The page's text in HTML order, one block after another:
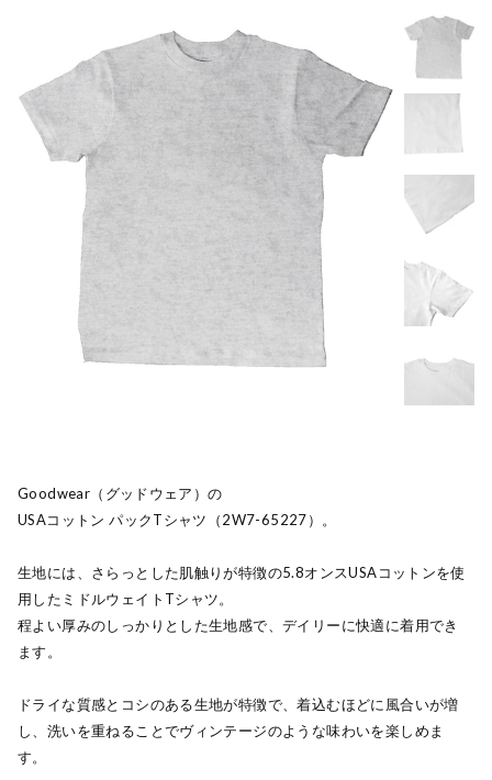
Goodwear（グッドウェア）の
USAコットン パックTシャツ（2W7-65227）。
生地には、さらっとした肌触りが特徴の5.8オンスUSAコットンを使
用したミドルウェイトTシャツ。
程よい厚みのしっかりとした生地感で、デイリーに快適に着用でき
ます。
ドライな質感とコシのある生地が特徴で、着込むほどに風合いが増
し、洗いを重ねることでヴィンテージのような味わいを楽しめま
す。